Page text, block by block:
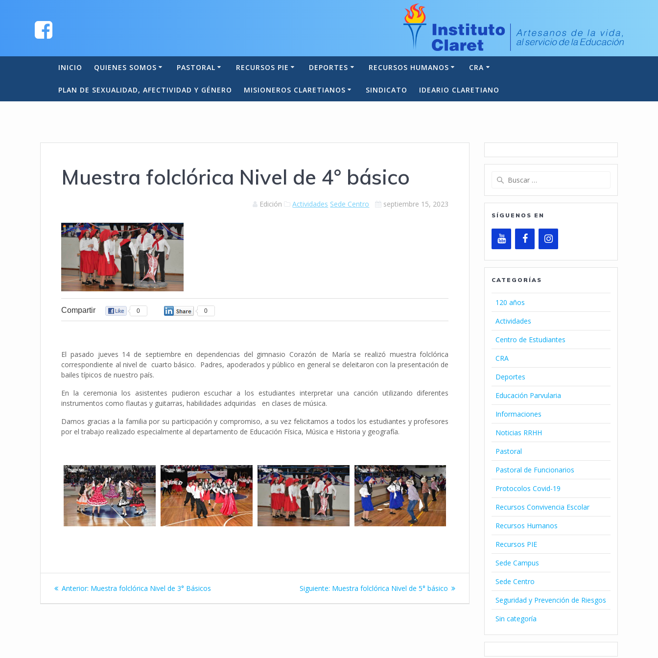
INICIO QUIENES SOMOS PASTORAL RECURSOS PIE DEPORTES RECURSOS HUMANOS CRA
PLAN DE SEXUALIDAD, AFECTIVIDAD Y GÉNERO MISIONEROS CLARETIANOS SINDICATO IDEARIO CLARETIANO
Muestra folclórica Nivel de 4° básico
Edición Actividades Sede Centro septiembre 15, 2023
Compartir 0 0
El pasado jueves 14 de septiembre en dependencias del gimnasio Corazón de María se realizó muestra folclórica
correspondiente al nivel de cuarto básico. Padres, apoderados y público en general se deleitaron con la presentación de
bailes típicos de nuestro país.
En la ceremonia los asistentes pudieron escuchar a los estudiantes interpretar una canción utilizando diferentes
instrumentos como flautas y guitarras, habilidades adquiridas en clases de música.
Damos gracias a la familia por su participación y compromiso, a su vez felicitamos a todos los estudiantes y profesores
por el trabajo realizado especialmente al departamento de Educación Física, Música e Historia y geografía.
Navegación
de
Anterior: Entrada
Muestra folclórica Nivel de 3° Básicos Siguiente: Siguiente
Muestra folclórica Nivel de 5° básico
Buscar:
SÍGUENOS EN
CATEGORÍAS
120 años
Actividades
Centro de Estudiantes
CRA
Deportes
Educación Parvularia
Informaciones
Noticias RRHH
Pastoral
Pastoral de Funcionarios
Protocolos Covid-19
Recursos Convivencia Escolar
Recursos Humanos
Recursos PIE
Sede Campus
Sede Centro
Seguridad y Prevención de Riesgos
Sin categoría